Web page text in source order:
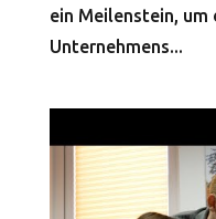
ein Meilenstein, um
Unternehmens...